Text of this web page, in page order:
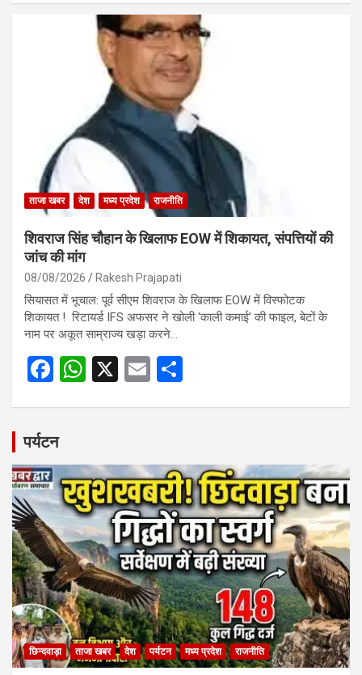
at
s
A
p
ail ar
e
ताजा खबर देश मध्य प्रदेश राजनीति
शिवराज सिंह चौहान के खिलाफ EOW में शिकायत, संपत्तियों की
जांच की मांग
08/08/2026 Rakesh Prajapati
सियासत में भूचाल: पूर्व सीएम शिवराज के खिलाफ EOW में विस्फोटक
शिकायत ! रिटायर्ड IFS अफसर ने खोली ‘काली कमाई’ की फाइल, बेटों के
नाम पर अकूत साम्राज्य खड़ा करने…
F
b
o
o
k
W
A
p
p
X
E
पर्यटन
छिन्दवाड़ा ताजा खबर देश पर्यटन मध्य प्रदेश राजनीति